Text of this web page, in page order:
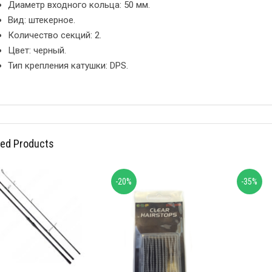
Диаметр входного кольца: 50 мм.
Вид: штекерное.
Количество секций: 2.
Цвет: черный.
Тип крепления катушки: DPS.
Products
-20% -35%